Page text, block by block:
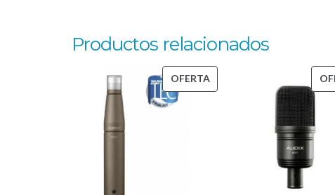
Productos relacionados
OFERTAPRODUCTO